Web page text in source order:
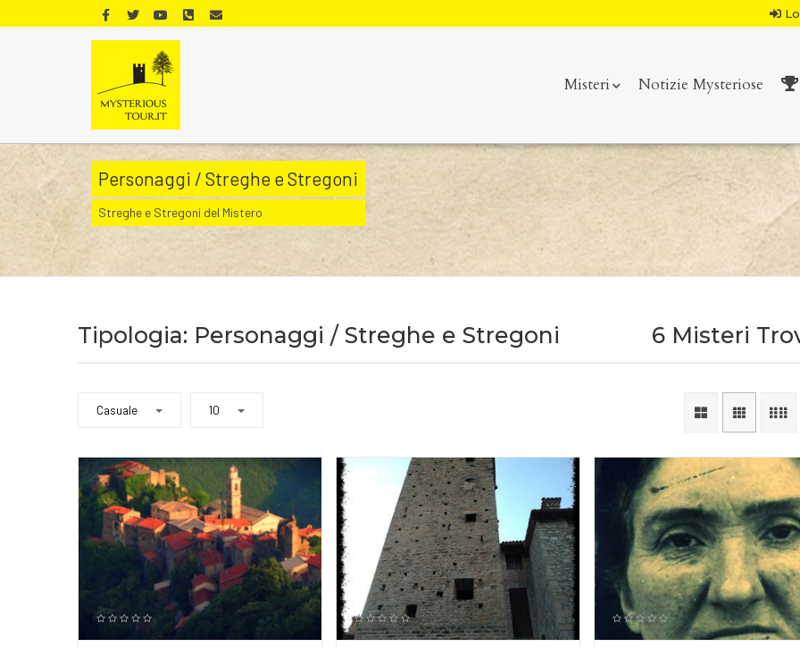
Misteri Notizie Mysteriose
Personaggi / Streghe e Stregoni
Streghe e Stregoni del Mistero
Tipologia: Personaggi / Streghe e Stregoni 6 Misteri
Casuale 10